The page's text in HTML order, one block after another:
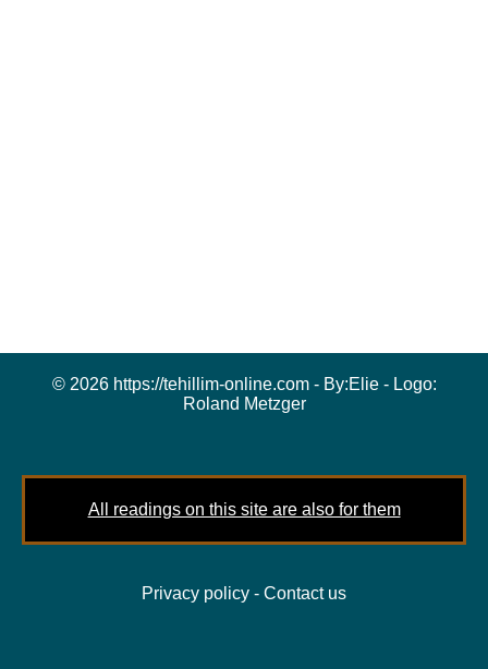
© 2026 https://tehillim-online.com - By:Elie- Logo:
Roland Metzger
All readings on this site are also for them
Privacy policy - Contact us